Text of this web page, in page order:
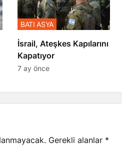
İsrail, Ateşkes Kapılarını
Kapatıyor
BATI ASYA
7 ay önce
Gerekli alanlar *